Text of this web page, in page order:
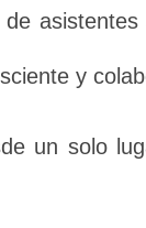
y
un solo